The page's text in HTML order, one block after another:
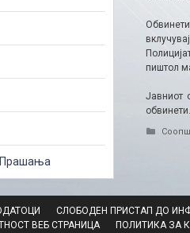
пиштол
Јавниот
обвинети.
Прашања
СЛОБОДЕН ПРИСТАП ДО
ВЕБ СТРАНИЦА
ПОЛИТИКА ЗА